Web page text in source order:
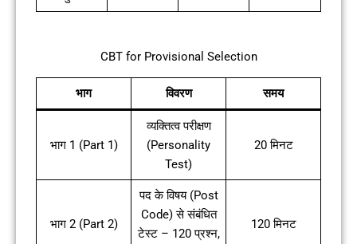
CBT for Provisional Selection
भाग विवरण समय
भाग 1 (Part 1)
व्यक्तित्व परीक्षण
(Personality
Test)
20 मिनट
भाग 2 (Part 2)
पद के विषय (Post
Code) से संबंधित
टेस्ट – 120 प्रश्न,
120 मिनट